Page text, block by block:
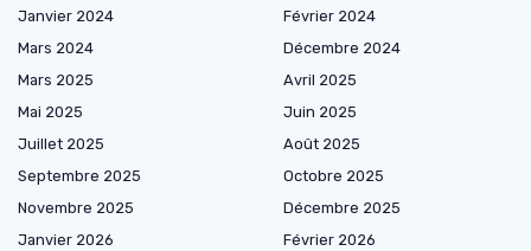
Janvier 2024
Février 2024
Mars 2024
Décembre 2024
Mars 2025
Avril 2025
Mai 2025
Juin 2025
Juillet 2025
Août 2025
Septembre 2025
Octobre 2025
Novembre 2025
Décembre 2025
Janvier 2026
Février 2026